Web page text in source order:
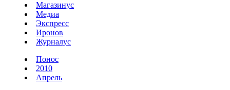
Магазинус
Медиа
Экспресс
Иронов
Журналус
Понос
2010
Апрель